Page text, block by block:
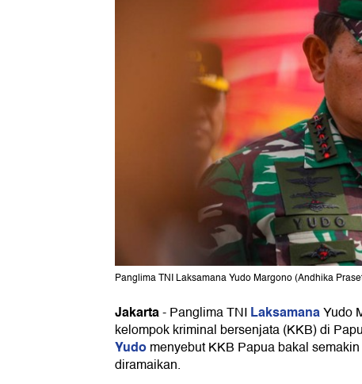
Panglima TNI Laksamana Yudo Margono (Andhika
Jakarta-Panglima TNILaksamanaYudo
kelompok kriminal bersenjata (KKB) di
Yudomenyebut KKB Papua bakal
diramaikan.